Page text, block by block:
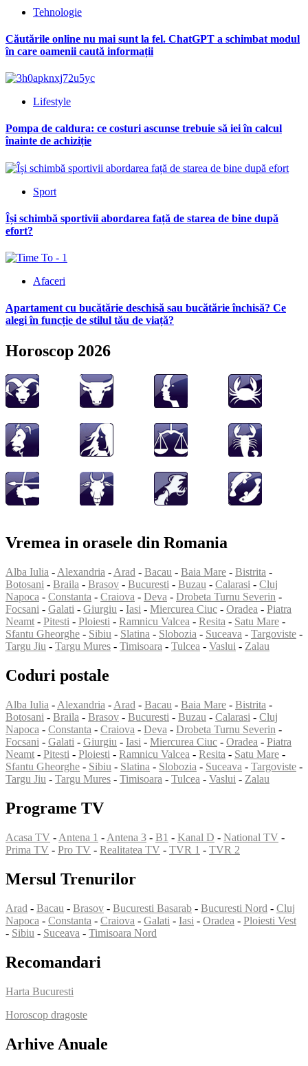
Tehnologie
Căutările online nu mai sunt la fel. ChatGPT a schimbat modul
în care oamenii caută informații
Lifestyle
Pompa de caldura: ce costuri ascunse trebuie să iei în calcul
înainte de achiziție
Sport
Își schimbă sportivii abordarea față de starea de bine după
efort?
Afaceri
Apartament cu bucătărie deschisă sau bucătărie închisă? Ce
alegi în funcție de stilul tău de viață?
Horoscop 2026
Vremea in orasele din Romania
Alba Iulia - Alexandria - Arad - Bacau - Baia Mare - Bistrita -
Botosani - Braila - Brasov - Bucuresti - Buzau - Calarasi - Cluj
Napoca - Constanta - Craiova - Deva - Drobeta Turnu Severin -
Focsani - Galati - Giurgiu - Iasi - Miercurea Ciuc - Oradea - Piatra
Neamt - Pitesti - Ploiesti - Ramnicu Valcea - Resita - Satu Mare -
Sfantu Gheorghe - Sibiu - Slatina - Slobozia - Suceava - Targoviste -
Targu Jiu - Targu Mures - Timisoara - Tulcea - Vaslui - Zalau
Coduri postale
Alba Iulia - Alexandria - Arad - Bacau - Baia Mare - Bistrita -
Botosani - Braila - Brasov - Bucuresti - Buzau - Calarasi - Cluj
Napoca - Constanta - Craiova - Deva - Drobeta Turnu Severin -
Focsani - Galati - Giurgiu - Iasi - Miercurea Ciuc - Oradea - Piatra
Neamt - Pitesti - Ploiesti - Ramnicu Valcea - Resita - Satu Mare -
Sfantu Gheorghe - Sibiu - Slatina - Slobozia - Suceava - Targoviste -
Targu Jiu - Targu Mures - Timisoara - Tulcea - Vaslui - Zalau
Programe TV
Acasa TV - Antena 1 - Antena 3 - B1 - Kanal D - National TV -
Prima TV - Pro TV - Realitatea TV - TVR 1 - TVR 2
Mersul Trenurilor
Arad - Bacau - Brasov - Bucuresti Basarab - Bucuresti Nord - Cluj
Napoca - Constanta - Craiova - Galati - Iasi - Oradea - Ploiesti Vest
- Sibiu - Suceava - Timisoara Nord
Recomandari
Harta Bucuresti
Horoscop dragoste
Arhive Anuale